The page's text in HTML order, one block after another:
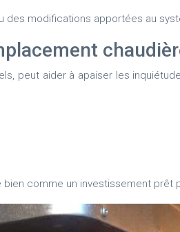
modifications apportées au
peut aider à apaiser les
comme un investissement prêt